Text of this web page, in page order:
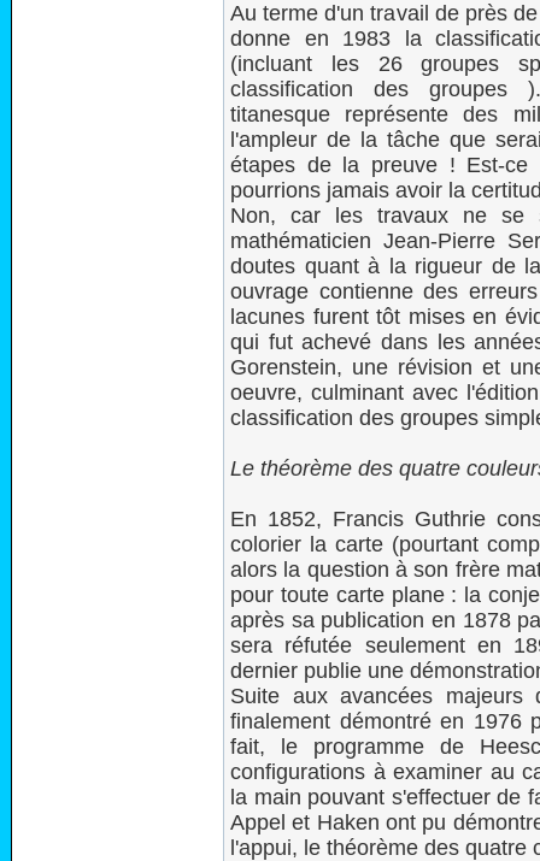
Au terme d'un travail de près
donne en 1983 la
(incluant les 26 groupes
classification des groupes
titanesque représente des
l'ampleur de la tâche que
étapes de la preuve ! Est-
pourrions jamais avoir la
Non, car les travaux ne se
mathématicien Jean-Pierre
doutes quant à la rigueur de
ouvrage contienne des
lacunes furent tôt mises en
qui fut achevé dans les
Gorenstein, une révision et
oeuvre, culminant avec
classification des groupes
Le théorème des quatre
En 1852, Francis Guthrie
colorier la carte (pourtant
alors la question à son frère
pour toute carte plane : la
après sa publication en 1878
sera réfutée seulement en
dernier publie une
Suite aux avancées
finalement démontré en 1976
fait, le programme de
configurations à examiner au
la main pouvant s'effectuer de
Appel et Haken ont pu
l'appui, le théorème des quatre